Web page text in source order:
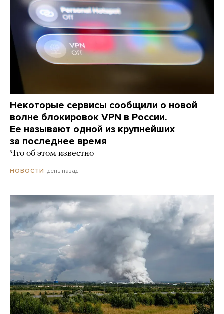
Некоторые сервисы сообщили о новой
волне блокировок VPN в России.
Ее называют одной из крупнейших
за последнее время
Что об этом известно
НОВОСТИ день назад